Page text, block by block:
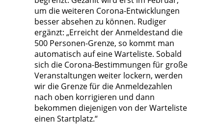
um die weiteren Corona-Entwicklungen
besser absehen zu können. Rudiger
ergänzt: „Erreicht der Anmeldestand die
500 Personen-Grenze, so kommt man
automatisch auf eine Warteliste. Sobald
sich die Corona-Bestimmungen für große
Veranstaltungen weiter lockern, werden
wir die Grenze für die Anmeldezahlen
nach oben korrigieren und dann
bekommen diejenigen von der Warteliste
einen Startplatz.“